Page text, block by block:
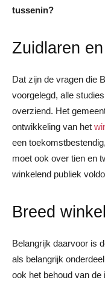
tussenin?
Zuidlaren
Dat zijn de vragen die
voorgelegd, alle
overziend. Het
ontwikkeling van het
een
moet ook over tien en
winkelend publiek
Breed
Belangrijk daarvoor is
als belangrijk
ook het behoud van de